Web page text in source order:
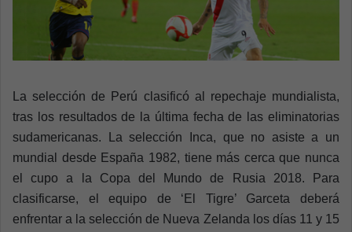
La selección de Perú clasificó al repechaje mundialista,
tras los resultados de la última fecha de las eliminatorias
sudamericanas. La selección Inca, que no asiste a un
mundial desde España 1982, tiene más cerca que nunca
el cupo a la Copa del Mundo de Rusia 2018. Para
clasificarse, el equipo de ‘El Tigre’ Garceta deberá
enfrentar a la selección de Nueva Zelanda los días 11 y 15